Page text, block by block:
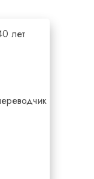
лет